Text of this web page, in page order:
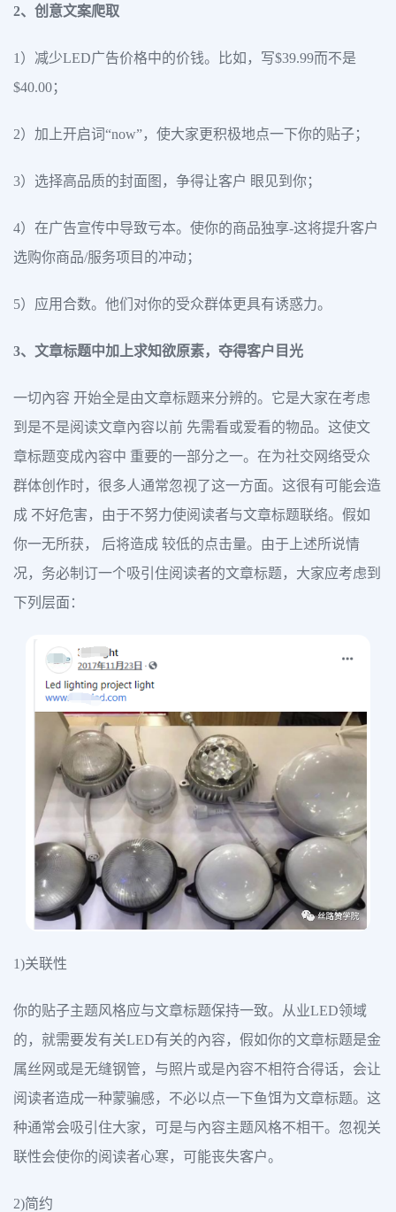
2、创意文案爬取
1）减少LED广告价格中的价钱。比如，写$39.99而不是
$40.00；
2）加上开启词“now”，使大家更积极地点一下你的贴子；
3）选择高品质的封面图，争得让客户 眼见到你；
4）在广告宣传中导致亏本。使你的商品独享-这将提升客户
选购你商品/服务项目的冲动；
5）应用合数。他们对你的受众群体更具有诱惑力。
3、文章标题中加上求知欲原素，夺得客户目光
一切內容 开始全是由文章标题来分辨的。它是大家在考虑
到是不是阅读文章內容以前 先需看或爱看的物品。这使文
章标题变成內容中 重要的一部分之一。在为社交网络受众
群体创作时，很多人通常忽视了这一方面。这很有可能会造
成 不好危害，由于不努力使阅读者与文章标题联络。假如
你一无所获， 后将造成 较低的点击量。由于上述所说情
况，务必制订一个吸引住阅读者的文章标题，大家应考虑到
下列层面：
1)关联性
你的贴子主题风格应与文章标题保持一致。从业LED领域
的，就需要发有关LED有关的內容，假如你的文章标题是金
属丝网或是无缝钢管，与照片或是內容不相符合得话，会让
阅读者造成一种蒙骗感，不必以点一下鱼饵为文章标题。这
种通常会吸引住大家，可是与內容主题风格不相干。忽视关
联性会使你的阅读者心寒，可能丧失客户。
2)简约